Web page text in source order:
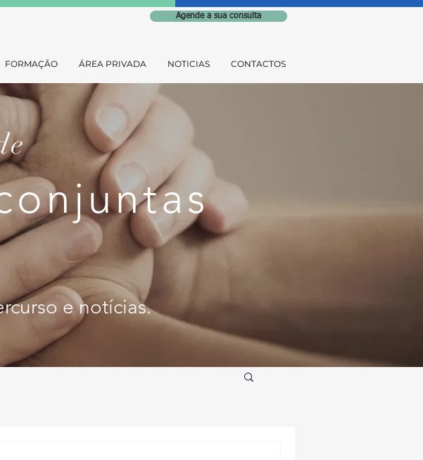
Agende a sua consulta
FORMAÇÃO ÁREA PRIVADA NOTICIAS CONTACTOS
e notícias.